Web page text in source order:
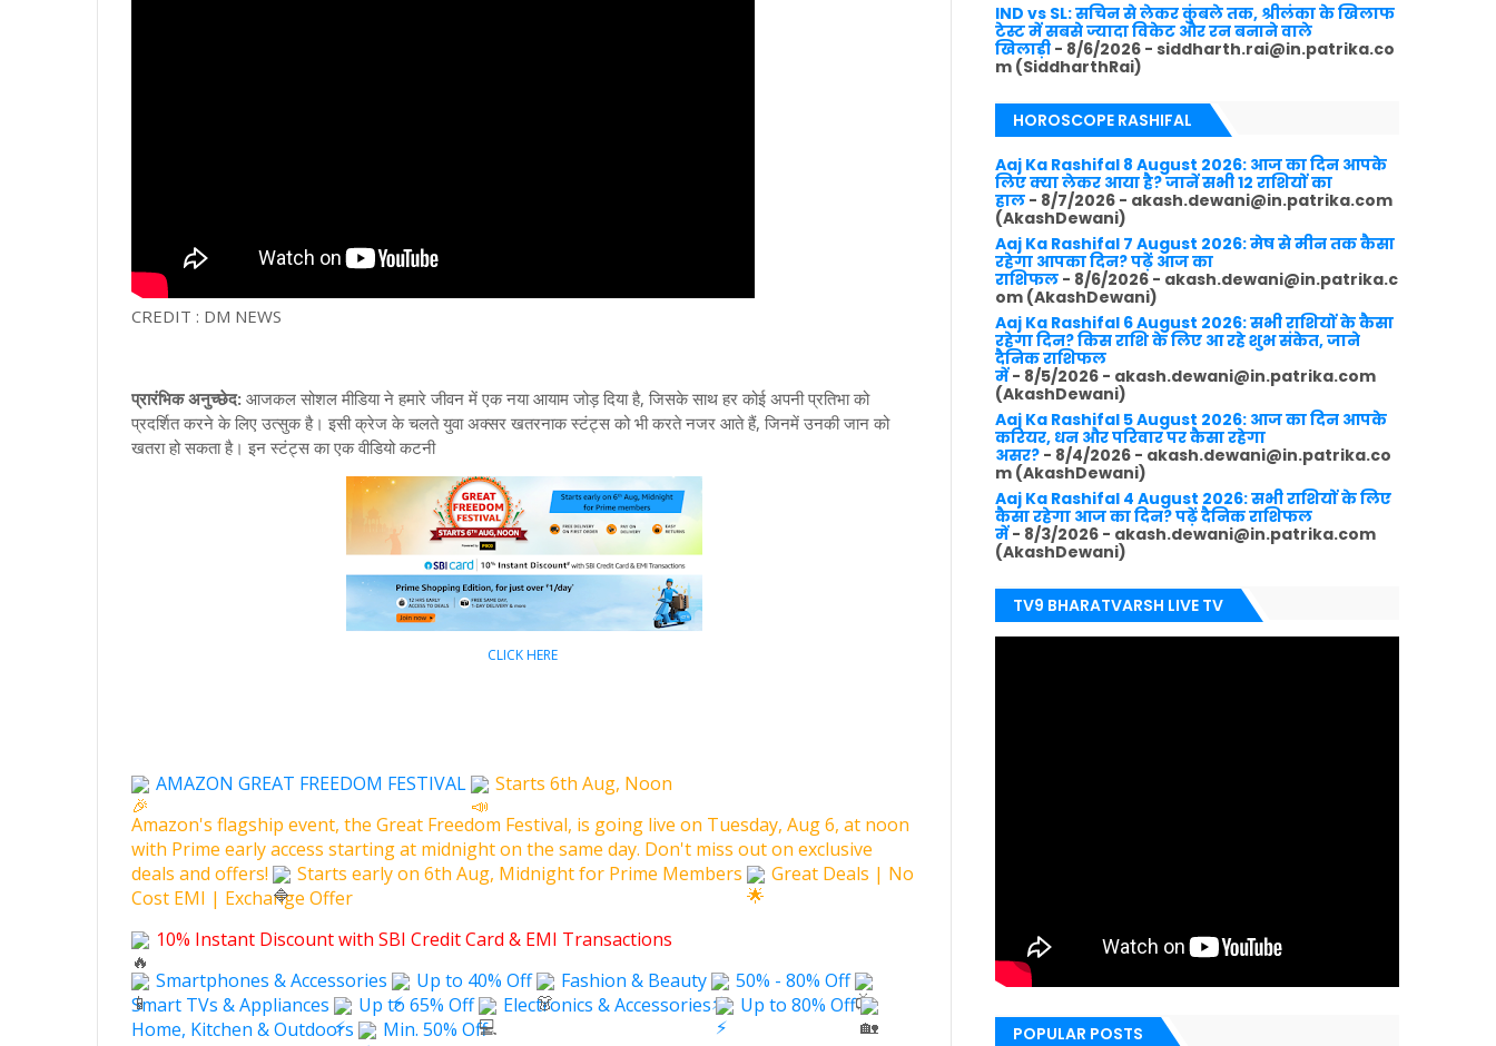
CREDIT : DM NEWS
प्रारंभिक अनुच्छेद: आजकल सोशल मीडिया ने हमारे जीवन में एक नया आयाम जोड़ दिया है, जिसके साथ हर कोई अपनी प्रतिभा को
प्रदर्शित करने के लिए उत्सुक है। इसी क्रेज के चलते युवा अक्सर खतरनाक स्टंट्स को भी करते नजर आते हैं, जिनमें उनकी जान को
खतरा हो सकता है। इन स्टंट्स का एक वीडियो कटनी
CLICK HERE
AMAZON GREAT FREEDOM FESTIVAL
Starts 6th Aug, Noon
Amazon's flagship event, the Great Freedom Festival, is going live on Tuesday, Aug 6, at noon
with Prime early access starting at midnight on the same day. Don't miss out on exclusive
deals and offers!
Starts early on 6th Aug, Midnight for Prime Members
Great Deals | No
Cost EMI | Exchange Offer
10% Instant Discount with SBI Credit Card & EMI Transactions
Smartphones & Accessories
Up to 40% Off Fashion & Beauty
50% - 80% Off
Smart TVs & Appliances
Up to 65% Off Electronics & Accessories
Up to 80% Off
Home, Kitchen & Outdoors
Min. 50% Off
IND vs SL: सचिन से लेकर कुंबले तक, श्रीलंका के खिलाफ
टेस्ट में सबसे ज्यादा विकेट और रन बनाने वाले
खिलाड़ी - 8/6/2026 - siddharth.rai@in.patrika.co
m (SiddharthRai)
HOROSCOPE RASHIFAL
Aaj Ka Rashifal 8 August 2026: आज का दिन आपके
लिए क्या लेकर आया है? जानें सभी 12 राशियों का
हाल - 8/7/2026 - akash.dewani@in.patrika.com
(AkashDewani)
Aaj Ka Rashifal 7 August 2026: मेष से मीन तक कैसा
रहेगा आपका दिन? पढ़ें आज का
राशिफल - 8/6/2026 - akash.dewani@in.patrika.c
om (AkashDewani)
Aaj Ka Rashifal 6 August 2026: सभी राशियों के कैसा
रहेगा दिन? किस राशि के लिए आ रहे शुभ संकेत, जाने
दैनिक राशिफल
में- 8/5/2026 - akash.dewani@in.patrika.com
(AkashDewani)
Aaj Ka Rashifal 5 August 2026: आज का दिन आपके
करियर, धन और परिवार पर कैसा रहेगा
असर? - 8/4/2026 - akash.dewani@in.patrika.co
m (AkashDewani)
Aaj Ka Rashifal 4 August 2026: सभी राशियों के लिए
कैसा रहेगा आज का दिन? पढ़ें दैनिक राशिफल
में- 8/3/2026 - akash.dewani@in.patrika.com
(AkashDewani)
TV9 BHARATVARSH LIVE TV
POPULAR POSTS